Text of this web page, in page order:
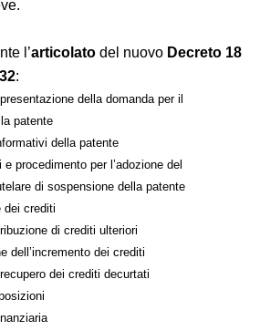
ottobre
a breve.
l’articolatodel nuovo
132:
presentazione della domanda per il
patente
della patente
dei crediti
di crediti ulteriori
dell’incremento dei crediti
recupero dei crediti decurtati